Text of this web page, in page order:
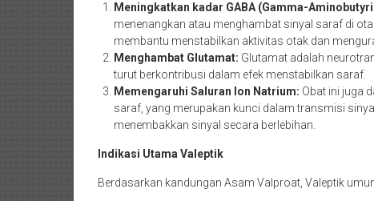
Meningkatkan kadar GABA (Gamma-
menenangkan atau menghambat sinyal saraf di
membantu menstabilkan aktivitas otak dan
Menghambat Glutamat: Glutamat adalah
turut berkontribusi dalam efek menstabilkan saraf.
Memengaruhi Saluran Ion Natrium: Obat ini juga
saraf, yang merupakan kunci dalam transmisi
menembakkan sinyal secara berlebihan.
Indikasi Utama Valeptik
Berdasarkan kandungan Asam Valproat, Valeptik